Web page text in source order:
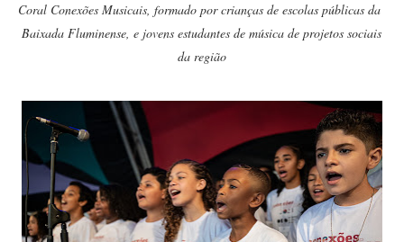
Coral Conexões Musicais, formado por crianças de escolas públicas da
Baixada Fluminense, e jovens estudantes de música de projetos sociais
da região